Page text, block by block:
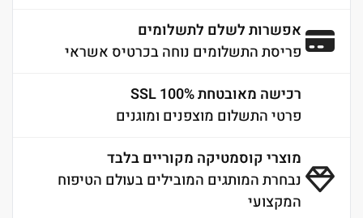
אפשרות לשלם לתשלומים
פריסת התשלומים נוחה בכרטיס אשראי
רכישה מאובטחת 100% SSL
פרטי התשלום מוצפנים ומוגנים
מוצרי קוסמטיקה מקוריים בלבד
נבחרת המותגים המובילים בעולם הטיפוח
המקצועי